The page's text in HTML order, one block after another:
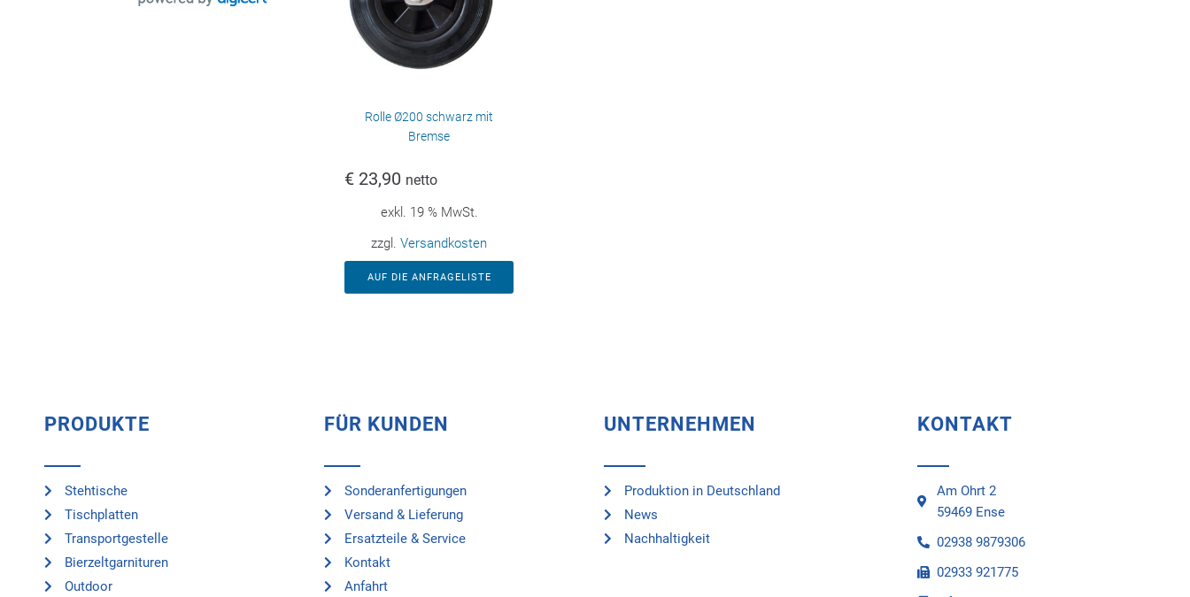
Rolle Ø200 schwarz mit
Bremse
€ 23,90 netto
exkl. 19 % MwSt.
zzgl. Versandkosten
AUF DIE ANFRAGELISTE
PRODUKTE
Stehtische
Tischplatten
Transportgestelle
Bierzeltgarnituren
Outdoor
FÜR KUNDEN
Sonderanfertigungen
Versand & Lieferung
Ersatzteile & Service
Kontakt
Anfahrt
UNTERNEHMEN
Produktion in Deutschland
News
Nachhaltigkeit
KONTAKT
Am Ohrt 2
59469 Ense
02938 9879306
02933 921775